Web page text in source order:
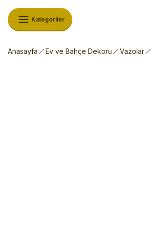
Kategoriler
Anasayfa Ev ve Bahçe Dekoru Vazolar